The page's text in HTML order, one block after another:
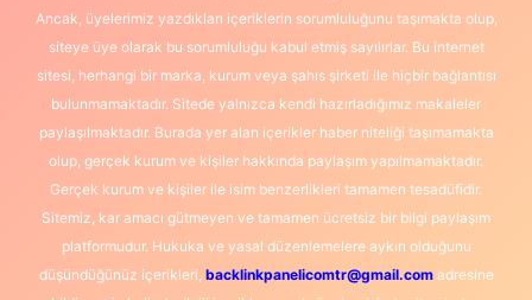
Ancak, üyelerimiz yazdıkları içeriklerin sorumluluğunu taşımakta olup,
siteye üye olarak bu sorumluluğu kabul etmiş sayılırlar. Bu internet
sitesi, herhangi bir marka, kurum veya şahıs şirketi ile hiçbir bağlantısı
bulunmamaktadır. Sitede yalnızca kendi hazırladığımız makaleler
paylaşılmaktadır. Burada yer alan içerikler haber niteliği taşımamakta
olup, gerçek kurum ve kişiler hakkında paylaşım yapılmamaktadır.
Gerçek kurum ve kişiler ile isim benzerlikleri tamamen tesadüfidir.
Sitemiz, kar amacı gütmeyen ve tamamen ücretsiz bir bilgi paylaşım
platformudur. Hukuka ve yasal düzenlemelere aykırı olduğunu
düşündüğünüz içerikleri, backlinkpanelicomtr@gmail.comadresine